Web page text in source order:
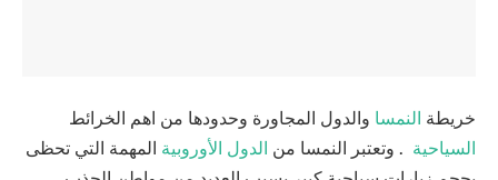
خريطة النمسا والدول المجاورة وحدودها من اهم الخرائط
السياحية . وتعتبر النمسا من الدول الأوروبية المهمة التي تحظى